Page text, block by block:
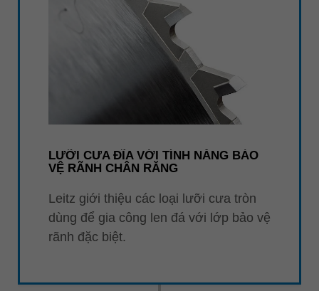
LƯỠI CƯA ĐĨA VỚI TÍNH NĂNG BẢO
VỆ RÃNH CHÂN RĂNG
Leitz giới thiệu các loại lưỡi cưa tròn
dùng để gia công len đá với lớp bảo vệ
rãnh đặc biệt.